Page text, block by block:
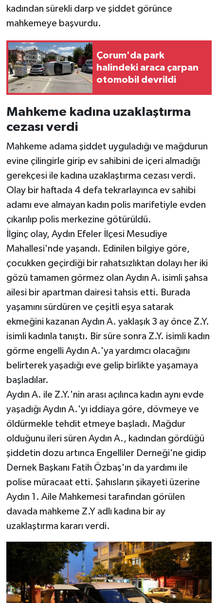
kadından sürekli darp ve şiddet görünce
mahkemeye başvurdu.
Çorum'da park
halindeki araca çarpan
otomobil devrildi
Mahkeme kadına uzaklaştırma
cezası verdi
Mahkeme adama şiddet uyguladığı ve mağdurun
evine çilingirle girip ev sahibini de içeri almadığı
gerekçesi ile kadına uzaklaştırma cezası verdi.
Olay bir haftada 4 defa tekrarlayınca ev sahibi
adamı eve almayan kadın polis marifetiyle evden
çıkarılıp polis merkezine götürüldü.
İlginç olay, Aydın Efeler İlçesi Mesudiye
Mahallesi'nde yaşandı. Edinilen bilgiye göre,
çocukken geçirdiği bir rahatsızlıktan dolayı her iki
gözü tamamen görmez olan Aydın A. isimli şahsa
ailesi bir apartman dairesi tahsis etti. Burada
yaşamını sürdüren ve çeşitli eşya satarak
ekmeğini kazanan Aydın A. yaklaşık 3 ay önce Z.Y.
isimli kadınla tanıştı. Bir süre sonra Z.Y. isimli kadın
görme engelli Aydın A.'ya yardımcı olacağını
belirterek yaşadığı eve gelip birlikte yaşamaya
başladılar.
Aydın A. ile Z.Y.'nin arası açılınca kadın aynı evde
yaşadığı Aydın A.'yı iddiaya göre, dövmeye ve
öldürmekle tehdit etmeye başladı. Mağdur
olduğunu ileri süren Aydın A., kadından gördüğü
şiddetin dozu artınca Engelliler Derneği'ne gidip
Dernek Başkanı Fatih Özbaş'ın da yardımı ile
polise müracaat etti. Şahısların şikayeti üzerine
Aydın 1. Aile Mahkemesi tarafından görülen
davada mahkeme Z.Y adlı kadına bir ay
uzaklaştırma kararı verdi.